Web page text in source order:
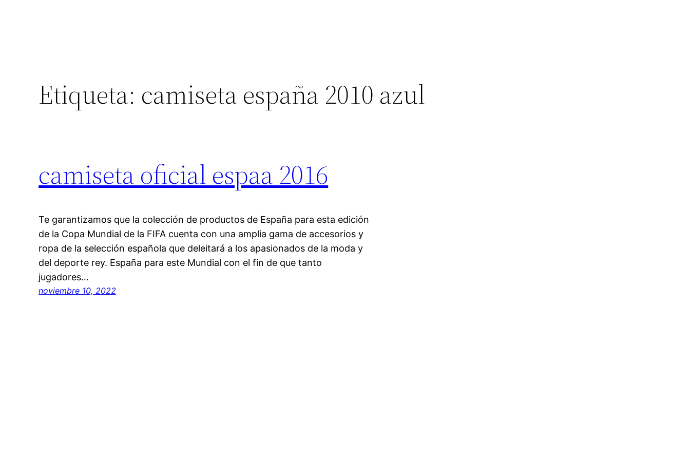
Etiqueta: camiseta españa 2010 azul
camiseta oficial espaa 2016
Te garantizamos que la colección de productos de España para esta edición
de la Copa Mundial de la FIFA cuenta con una amplia gama de accesorios y
ropa de la selección española que deleitará a los apasionados de la moda y
del deporte rey. España para este Mundial con el fin de que tanto
jugadores…
noviembre 10, 2022